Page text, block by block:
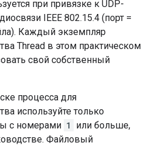
при привязке к UDP-
IEEE 802.15.4 (порт =
Каждый экземпляр
Thread в этом практическом
свой собственный
процесса для
используйте только
с номерами 1
или больше,
Файловый